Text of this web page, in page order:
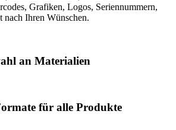
Grafiken, Logos, Seriennummern,
nach Ihren Wünschen.
an Materialien
für alle Produkte